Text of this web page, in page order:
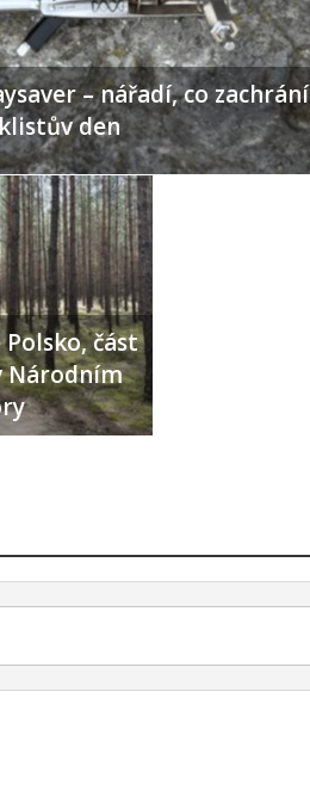
– nářadí, co zachrání
den
část
Národním